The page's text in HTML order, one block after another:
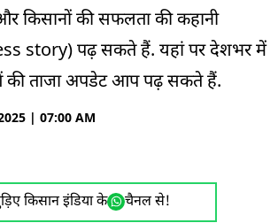
किसानों की सफलता की कहानी
story) पढ़ सकते हैं. यहां पर देशभर में
की ताजा अपडेट आप पढ़ सकते हैं.
| 07:00 AM
किसान इंडिया के चैनल से!